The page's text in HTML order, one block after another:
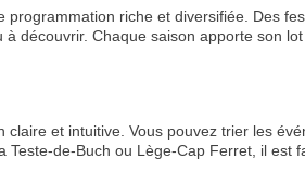
programmation riche et diversifiée. Des
découvrir. Chaque saison apporte son
claire et intuitive. Vous pouvez trier les
de-Buch ou Lège-Cap Ferret, il